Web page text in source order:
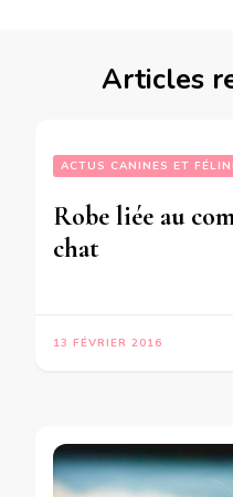
Articles
ACTUS CANINES ET
Robe liée au
chat
13 FÉVRIER 2016